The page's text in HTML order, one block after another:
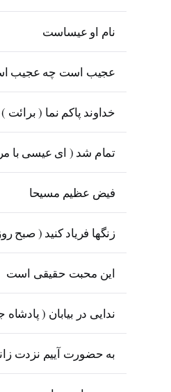
نام او عیساست
عجیب است چه عجیب
خداوند پاکم نما ( برائت )
تمام شد ( ای عیسی با
فیض عظیم مسیحا
زنگها فریاد کنید ( صبح
این محبت حقیقی است
ندایی در بیابان ( پادشاه
به حضورت آییم نزدت